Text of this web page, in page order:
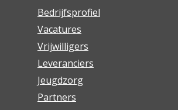
Bedrijfsprofiel
Vacatures
Vrijwilligers
Leveranciers
Jeugdzorg
Partners